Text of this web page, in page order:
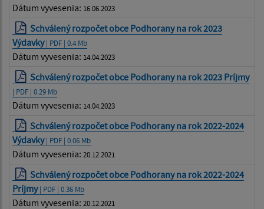
Dátum vyvesenia: 16.06.2023
Schválený rozpočet obce Podhorany na rok 2023
Výdavky| PDF | 0.4 Mb
Dátum vyvesenia: 14.04.2023
Schválený rozpočet obce Podhorany na rok 2023 Príjmy
| PDF | 0.29 Mb
Dátum vyvesenia: 14.04.2023
Schválený rozpočet obce Podhorany na rok 2022-2024
Výdavky| PDF | 0.06 Mb
Dátum vyvesenia: 20.12.2021
Schválený rozpočet obce Podhorany na rok 2022-2024
Príjmy| PDF | 0.36 Mb
Dátum vyvesenia: 20.12.2021